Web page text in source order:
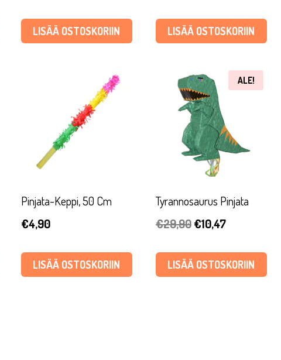
oli:
€26,90.
on:
€9,42.
LISÄÄ OSTOSKORIIN
oli:
€21,90.
on:
€12,90.
LISÄÄ OSTOSKORIIN
Pinjata-Keppi, 50 Cm
€4,90
LISÄÄ OSTOSKORIIN
ALE!
Tyrannosaurus Pinjata
€29,90 Alkuperäinen
oli:
€29,90.
€10,47Nykyinen
on:
€10,47.
LISÄÄ OSTOSKORIIN